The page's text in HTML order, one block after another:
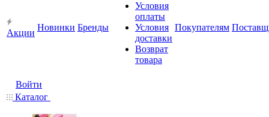
Акции
Новинки Бренды
Условия
оплаты
Условия
доставки
Возврат
товара
Покупателям
Войти
Каталог